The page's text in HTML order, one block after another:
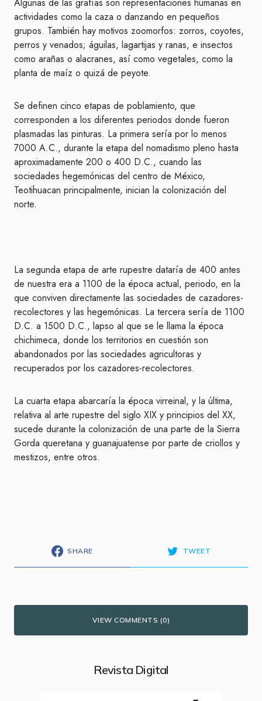
actividades como la caza o danzando en pequeños
grupos. También hay motivos zoomorfos: zorros, coyotes,
perros y venados; águilas, lagartijas y ranas, e insectos
como arañas o alacranes, así como vegetales, como la
planta de maíz o quizá de peyote.
Se definen cinco etapas de poblamiento, que
corresponden a los diferentes periodos donde fueron
plasmadas las pinturas. La primera sería por lo menos
7000 A.C., durante la etapa del nomadismo pleno hasta
aproximadamente 200 o 400 D.C., cuando las
sociedades hegemónicas del centro de México,
Teotihuacan principalmente, inician la colonización del
norte.
La segunda etapa de arte rupestre dataría de 400 antes
de nuestra era a 1100 de la época actual, periodo, en la
que conviven directamente las sociedades de cazadores-
recolectores y las hegemónicas. La tercera sería de 1100
D.C. a 1500 D.C., lapso al que se le llama la época
chichimeca, donde los territorios en cuestión son
abandonados por las sociedades agricultoras y
recuperados por los cazadores-recolectores.
La cuarta etapa abarcaría la época virreinal, y la última,
relativa al arte rupestre del siglo XIX y principios del XX,
sucede durante la colonización de una parte de la Sierra
Gorda queretana y guanajuatense por parte de criollos y
mestizos, entre otros.
SHARE TWEET
VIEW COMMENTS (0)
Revista Digital